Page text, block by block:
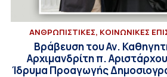
ΑΝΘΡΩΠΙΣΤΙΚΕΣ, ΚΟΙΝΩΝΙΚΕΣ
Βράβευση του Αν.
Aρχιμανδρίτη π.
Ίδρυμα Προαγωγής